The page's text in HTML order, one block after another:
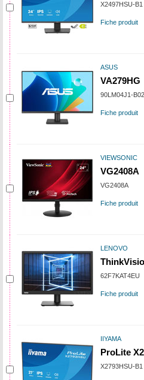
X2497HSU-B1
Fiche produit
ASUS
VA279HG
90LM04J1-
Fiche produit
VIEWSONIC
VG2408A
VG2408A
Fiche produit
LENOVO
62F7KAT4EU
Fiche produit
IIYAMA
ProLite
X2793HSU-B1